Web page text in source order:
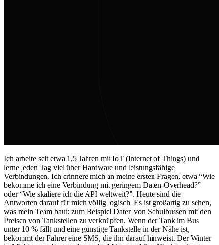
Ich arbeite seit etwa 1,5 Jahren mit IoT (Internet of Things) und
lerne jeden Tag viel über Hardware und leistungsfähige
Verbindungen. Ich erinnere mich an meine ersten Fragen, etwa “Wie
bekomme ich eine Verbindung mit geringem Daten-Overhead?”
oder “Wie skaliere ich die API weltweit?”. Heute sind die
Antworten darauf für mich völlig logisch. Es ist großartig zu sehen,
was mein Team baut: zum Beispiel Daten von Schulbussen mit den
Preisen von Tankstellen zu verknüpfen. Wenn der Tank im Bus
unter 10 % fällt und eine günstige Tankstelle in der Nähe ist,
bekommt der Fahrer eine SMS, die ihn darauf hinweist. Der Winter